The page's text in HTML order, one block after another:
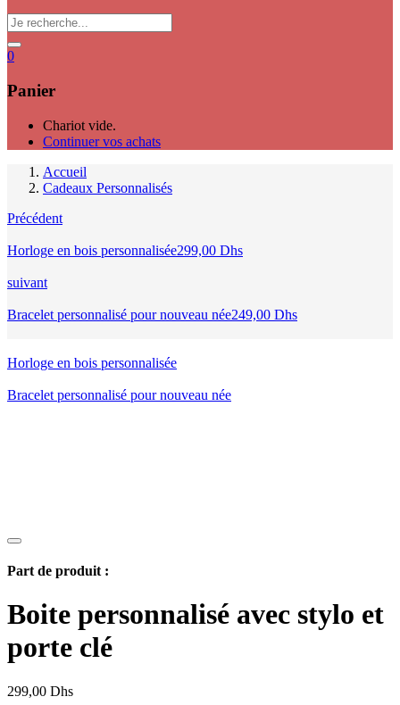
0
Panier
Chariot vide.
Continuer vos achats
Accueil
Cadeaux Personnalisés
Précédent
Horloge en bois personnalisée299,00 Dhs
suivant
Bracelet personnalisé pour nouveau née249,00 Dhs
Horloge en bois personnalisée
Bracelet personnalisé pour nouveau née
Part de produit :
Boite personnalisé avec stylo et
porte clé
299,00 Dhs